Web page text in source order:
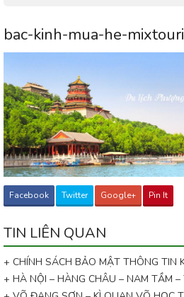
bac-kinh-mua-he-
Facebook Twitter Google+ Pin It
TIN LIÊN QUAN
+ CHÍNH SÁCH BẢO MẬT THÔNG TIN
+ HÀ NỘI – HÀNG CHÂU – NAM TẦM